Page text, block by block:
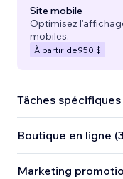
Site mobile
Optimisez
mobiles.
À partir de950 $
Tâches spécifiques
Boutique en ligne
Marketing